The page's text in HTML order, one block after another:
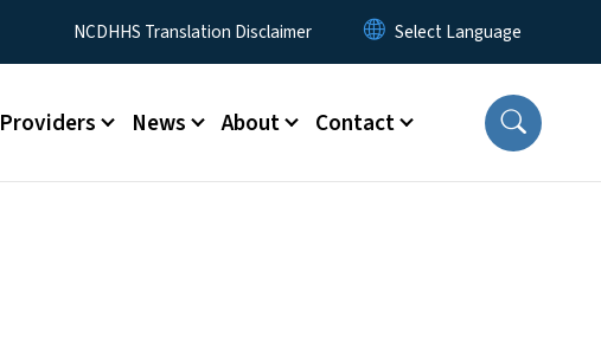
Utility MenuNCDHHS Translation Disclaimer
Providers News About Contact